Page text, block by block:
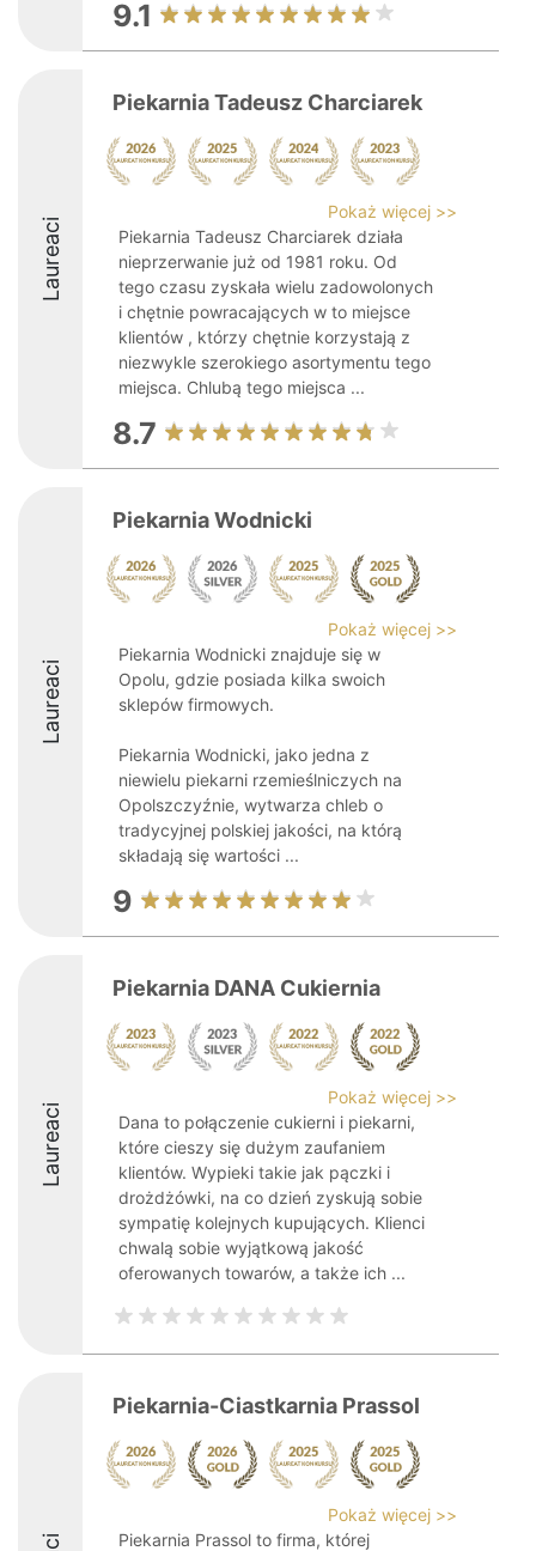
9.1
Laureaci
Piekarnia Tadeusz Charciarek
Pokaż więcej >>
Piekarnia Tadeusz Charciarek działa
nieprzerwanie już od 1981 roku. Od
tego czasu zyskała wielu zadowolonych
i chętnie powracających w to miejsce
klientów , którzy chętnie korzystają z
niezwykle szerokiego asortymentu tego
miejsca. Chlubą tego miejsca ...
8.7
Laureaci
Piekarnia Wodnicki
Pokaż więcej >>
Piekarnia Wodnicki znajduje się w
Opolu, gdzie posiada kilka swoich
sklepów firmowych.
Piekarnia Wodnicki, jako jedna z
niewielu piekarni rzemieślniczych na
Opolszczyźnie, wytwarza chleb o
tradycyjnej polskiej jakości, na którą
składają się wartości ...
9
Laureaci
Piekarnia DANA Cukiernia
Pokaż więcej >>
Dana to połączenie cukierni i piekarni,
które cieszy się dużym zaufaniem
klientów. Wypieki takie jak pączki i
drożdżówki, na co dzień zyskują sobie
sympatię kolejnych kupujących. Klienci
chwalą sobie wyjątkową jakość
oferowanych towarów, a także ich ...
Piekarnia-Ciastkarnia Prassol
Pokaż więcej >>
Piekarnia Prassol to firma, której